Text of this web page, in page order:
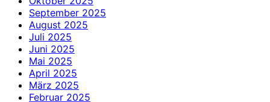
September 2025
August 2025
Juli 2025
Juni 2025
Mai 2025
April 2025
März 2025
Februar 2025